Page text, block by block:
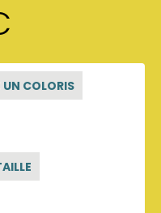
COLORIS